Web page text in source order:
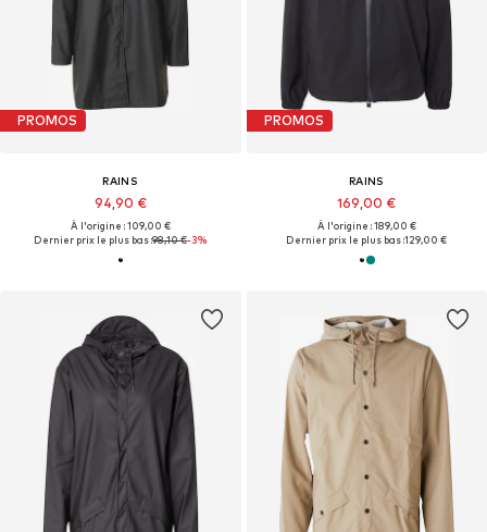
PROMOS
RAINS
94,90 €
À l'origine : 109,00 €
Dernier prix le plus bas :98,10 €-3%
PROMOS
RAINS
169,00 €
À l'origine : 189,00 €
Dernier prix le plus bas :129,00 €